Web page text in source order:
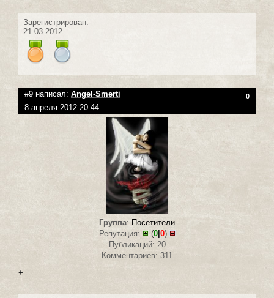
Зарегистрирован:
21.03.2012
#9 написал: Angel-Smerti 0
8 апреля 2012 20:44
Группа: Посетители
Репутация:
(0| 0)
Публикаций: 20
Комментариев: 311
+